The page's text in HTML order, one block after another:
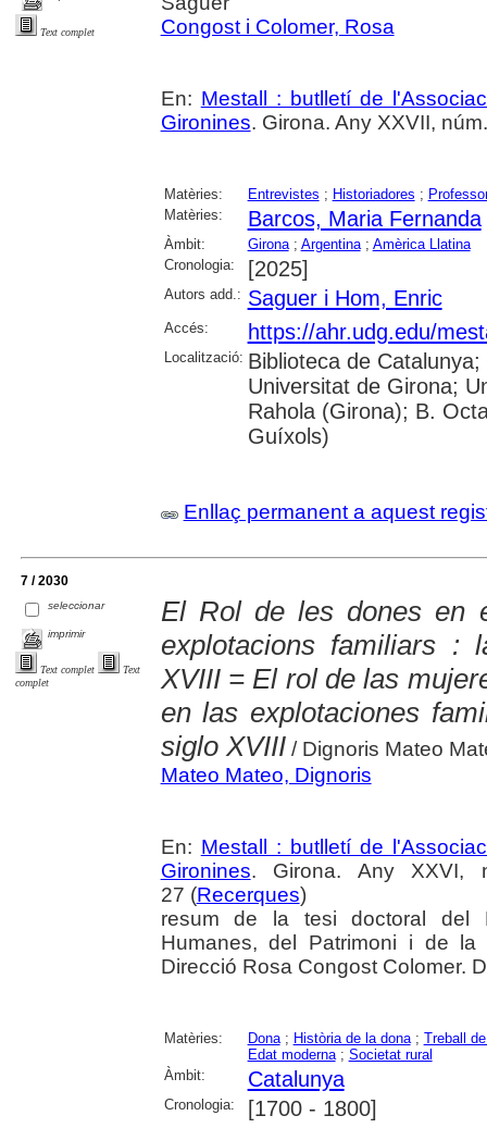
Text complet
Congost i Colomer, Rosa
En: Mestall : butlletí de
Gironines. Girona. Any XXVII,
Matèries: Entrevistes ; Historiadores ;
Matèries:
Barcos, Maria Fernanda
Àmbit: Girona; Argentina; Amèrica Llatina
Cronologia:
[2025]
Autors add.: Saguer i Hom, Enric
Accés: https://ahr.udg.edu/
Localització: Biblioteca de
Universitat de Girona;
Rahola (Girona); B.
Guíxols)
Enllaç permanent a aquest
7 / 2030
seleccionar
imprimir
Text complet
Text
complet
El Rol de les dones en
explotacions familiars :
XVIII = El rol de las
en las explotaciones
siglo XVIII/ Dignoris Mateo
Mateo Mateo, Dignoris
En: Mestall : butlletí de
Gironines. Girona. Any XXVI,
27 (Recerques)
resum de la tesi doctoral del
Humanes, del Patrimoni i de
Direcció Rosa Congost Colomer.
Matèries: Dona; Història de la dona; Treball
Edat moderna; Societat rural
Àmbit:
Catalunya
Cronologia: [1700 - 1800]